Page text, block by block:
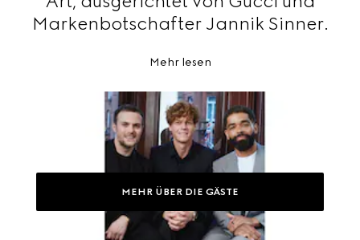
Markenbotschafter Jannik Sinner.
Mehr lesen
MEHR ÜBER DIE GÄSTE